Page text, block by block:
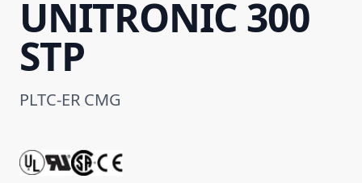
UNITRONIC 300
STP
PLTC-ER CMG